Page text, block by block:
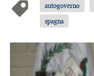
autogoverno
spagna